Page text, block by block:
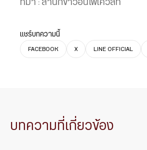
ที่มา : สำนักข่าวอินโฟเควสท์
แชร์บทความนี้
FACEBOOK X LINE OFFICIAL
บทความที่เกี่ยวข้อง